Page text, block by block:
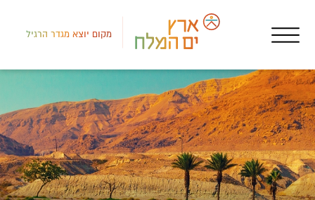
מקום יוצא מגדר הרגיל